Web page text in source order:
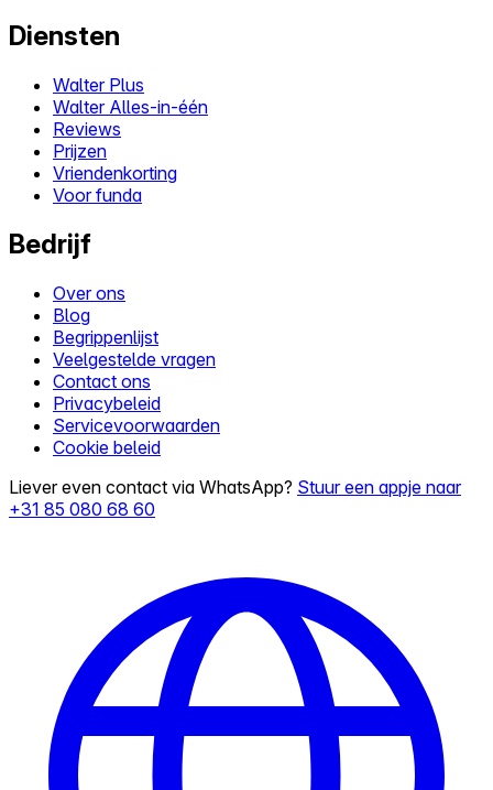
Diensten
Walter Plus
Walter Alles-in-één
Reviews
Prijzen
Vriendenkorting
Voor funda
Bedrijf
Over ons
Blog
Begrippenlijst
Veelgestelde vragen
Contact ons
Privacybeleid
Servicevoorwaarden
Cookie beleid
Liever even contact via WhatsApp? Stuur een appje naar
+31 85 080 68 60